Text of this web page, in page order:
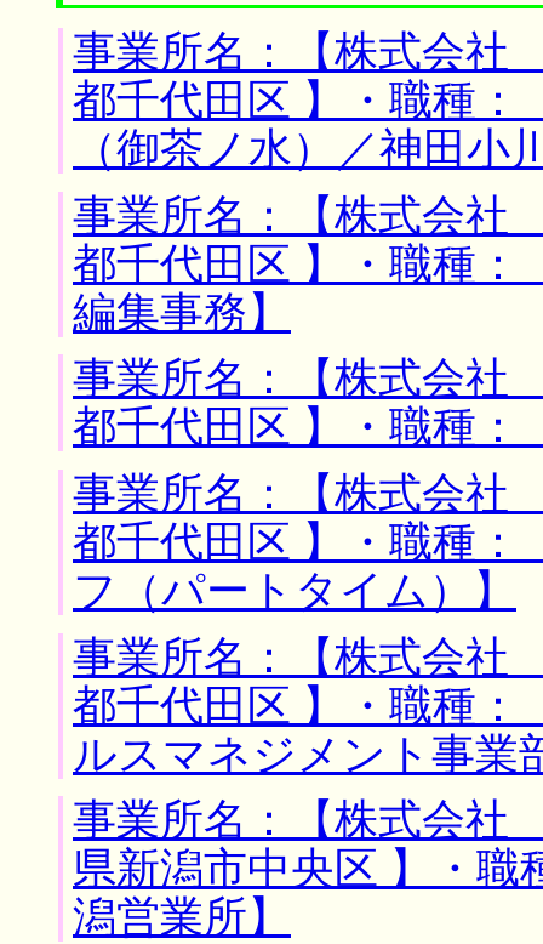
事業所名：【株式会
都千代田区 】・職種
（御茶ノ水）／神田小
事業所名：【株式会
都千代田区 】・職種
編集事務】
事業所名：【株式会
都千代田区 】・職種：
事業所名：【株式会
都千代田区 】・職種：
フ（パートタイム）】
事業所名：【株式会
都千代田区 】・職種
ルスマネジメント事業
事業所名：【株式会
県新潟市中央区 】・
潟営業所】